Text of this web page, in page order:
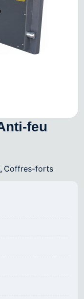
feu
, Coffres-forts